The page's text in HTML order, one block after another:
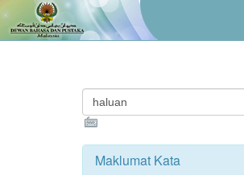
Maklumat Kata